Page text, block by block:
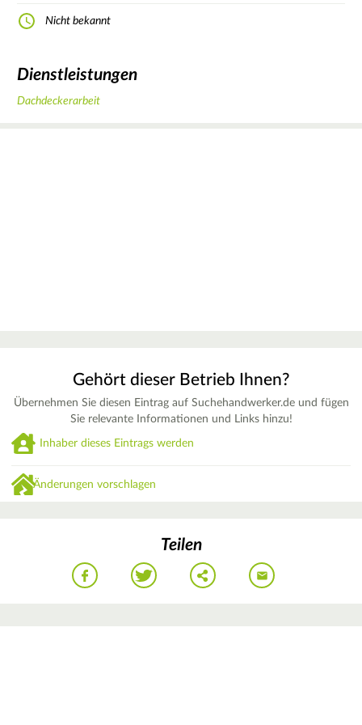
Nicht bekannt
Dienstleistungen
Dachdeckerarbeit
Gehört dieser Betrieb Ihnen?
Übernehmen Sie diesen Eintrag auf Suchehandwerker.de und fügen
Sie relevante Informationen und Links hinzu!
Inhaber dieses Eintrags werden
Änderungen vorschlagen
Teilen